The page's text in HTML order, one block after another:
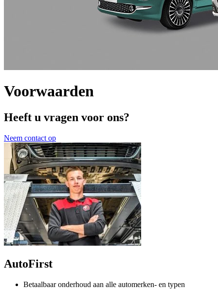
Voorwaarden
Heeft u vragen voor ons?
Neem contact op
AutoFirst
Betaalbaar onderhoud aan alle automerken- en typen